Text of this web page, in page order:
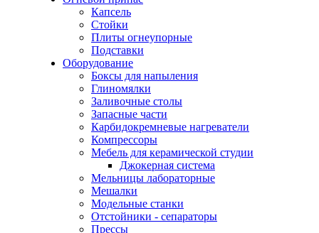
Капсель
Стойки
Плиты огнеупорные
Подставки
Оборудование
Боксы для напыления
Глиномялки
Заливочные столы
Запасные части
Карбидокремневые нагреватели
Компрессоры
Мебель для керамической студии
Джокерная система
Мельницы лабораторные
Мешалки
Модельные станки
Отстойники - сепараторы
Прессы